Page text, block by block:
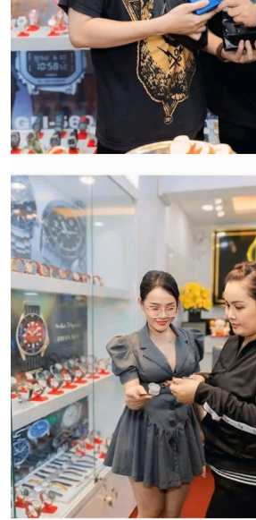
HWATCH Chuyên Nhập khẩu Và
Đồng Hồ Chính Hãng
CẢM ƠN QUÝ KHÁCH ĐÃ TIN
HWATCH CHUYÊN NHẬP KHẨU và
LOẠI ĐỒNG HỒ CHÍNH HÃNG.
hàng:
CẢM ƠN QUÝ KHÁCH ĐÃ TIN
HWATCH CHUYÊN NHẬP KHẨU và
LOẠI ĐỒNG HỒ CHÍNH HÃNG.